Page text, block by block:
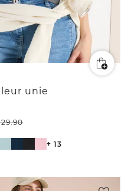
unie
+ 13